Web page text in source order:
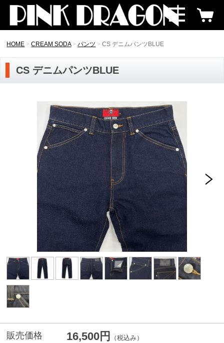
HOME CREAM SODA パンツ CS デニムパンツBLUE
CS デニムパンツBLUE
販売価格 16,500円 （税込み）